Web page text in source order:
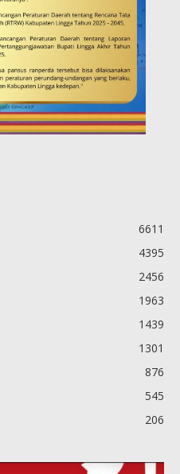
6611
4395
2456
1963
1439
1301
876
545
206